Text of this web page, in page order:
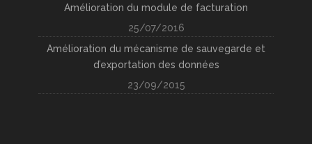
Amélioration du module de facturation
25/07/2016
Amélioration du mécanisme de sauvegarde et
d’exportation des données
23/09/2015